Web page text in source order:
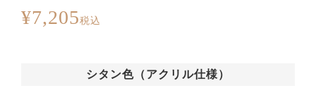
¥7,205税込
シタン色（アクリル仕様）